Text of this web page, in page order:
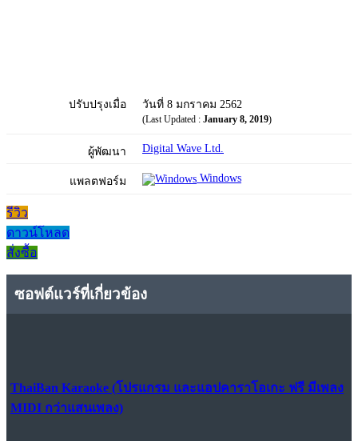
ปรับปรุงเมื่อ วันที่ 8 มกราคม 2562
(Last Updated : January 8, 2019)
ผู้พัฒนา Digital Wave Ltd.
แพลตฟอร์ม Windows
รีวิว
ดาวน์โหลด
สั่งซื้อ
ซอฟต์แวร์ที่เกี่ยวข้อง
ThaiBan Karaoke (โปรแกรม และแอปคาราโอเกะ ฟรี มีเพลง
MIDI กว่าแสนเพลง)